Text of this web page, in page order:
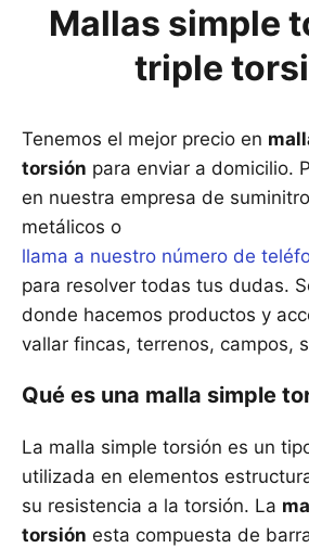
Mallas simple
triple
Tenemos el mejor precio en
torsión para enviar a domicilio.
en nuestra empresa de
metálicos o
llama a nuestro número de
para resolver todas tus dudas.
donde hacemos productos y
vallar fincas, terrenos, campos,
Qué es una malla simple
La malla simple torsión es un
utilizada en elementos
su resistencia a la torsión. La
torsión esta compuesta de